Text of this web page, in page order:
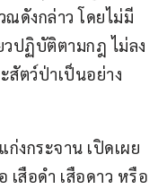
ดังกล่าว โดยไม่มี
วปฏิบัติตามกฎ ไม่ลง
สัตว์ป่าเป็นอย่าง
งกระจาน เปิดเผย
เสือดำ เสือดาว หรือ